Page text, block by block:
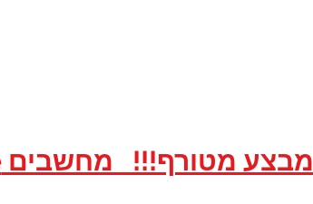
מבצע מטורף!!! מחשבים ACER All in One במחירים מיוחדים לחצו כאן...